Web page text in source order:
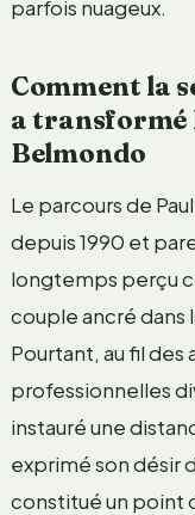
parfois nuageux.
Comment la
a transformé
Belmondo
Le parcours de
depuis 1990 et
longtemps perçu
couple ancré
Pourtant, au fil
professionnelles
instauré une
exprimé son désir
constitué un point